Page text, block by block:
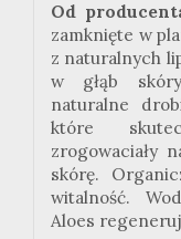
Od
zamknięte w
z naturalnych
w głąb
naturalne
które
zrogowaciały
skórę.
witalność.
Aloes